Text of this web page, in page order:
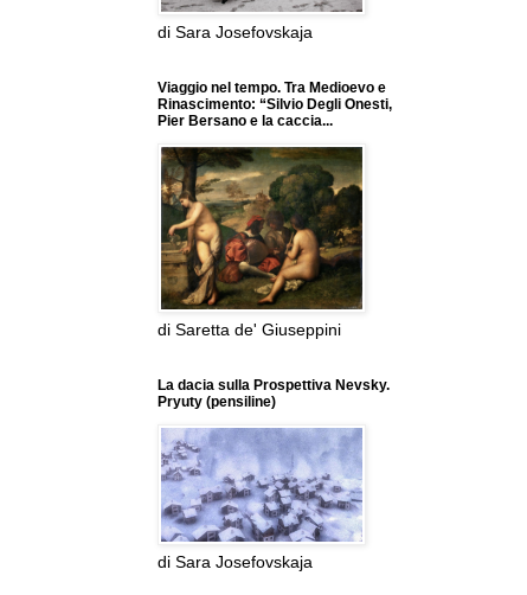
di Sara Josefovskaja
Viaggio nel tempo. Tra Medioevo e
Rinascimento: “Silvio Degli Onesti,
Pier Bersano e la caccia...
di Saretta de' Giuseppini
La dacia sulla Prospettiva Nevsky.
Pryuty (pensiline)
di Sara Josefovskaja